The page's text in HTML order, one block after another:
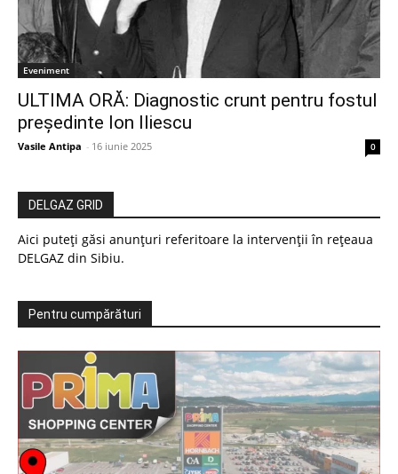
Eveniment
ULTIMA ORĂ: Diagnostic crunt pentru fostul
președinte Ion Iliescu
Vasile Antipa - 16 iunie 2025 0
DELGAZ GRID
Aici puteți găsi anunțuri referitoare la intervenții în rețeaua
DELGAZ din Sibiu.
Pentru cumpărături